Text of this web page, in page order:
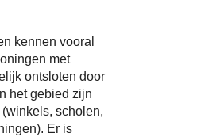
kennen vooral
met
ontsloten door
het gebied zijn
scholen,
Er is